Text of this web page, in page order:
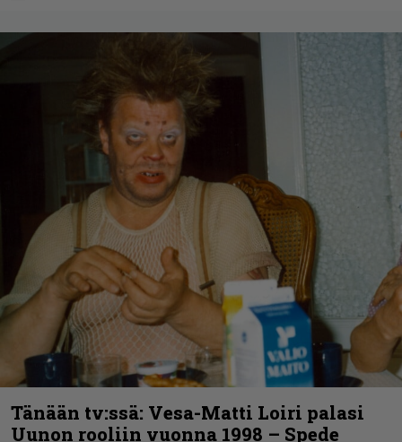
Tänään tv:ssä: Vesa-Matti Loiri palasi
Uunon rooliin vuonna 1998 – Spede